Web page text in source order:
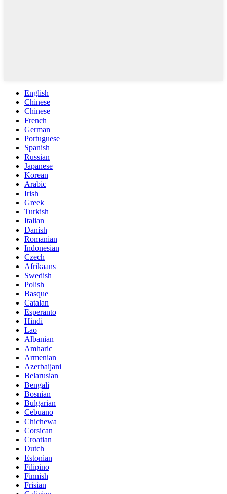
English
Chinese
Chinese
French
German
Portuguese
Spanish
Russian
Japanese
Korean
Arabic
Irish
Greek
Turkish
Italian
Danish
Romanian
Indonesian
Czech
Afrikaans
Swedish
Polish
Basque
Catalan
Esperanto
Hindi
Lao
Albanian
Amharic
Armenian
Azerbaijani
Belarusian
Bengali
Bosnian
Bulgarian
Cebuano
Chichewa
Corsican
Croatian
Dutch
Estonian
Filipino
Finnish
Frisian